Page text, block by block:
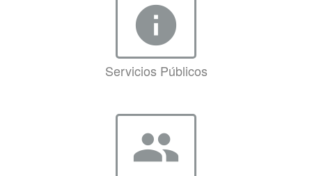
info
Servicios Públicos
group